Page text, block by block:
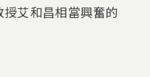
艾和昌相當興奮的